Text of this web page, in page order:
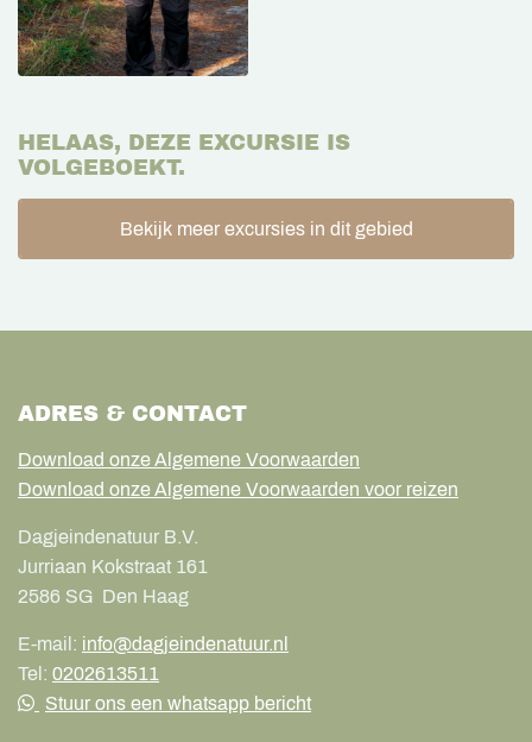
HELAAS, DEZE EXCURSIE IS
VOLGEBOEKT.
Bekijk meer excursies in dit gebied
ADRES & CONTACT
Download onze Algemene Voorwaarden
Download onze Algemene Voorwaarden voor reizen
Dagjeindenatuur B.V.
Jurriaan Kokstraat 161
2586 SG Den Haag
E-mail: info@dagjeindenatuur.nl
Tel: 0202613511
Stuur ons een whatsapp bericht